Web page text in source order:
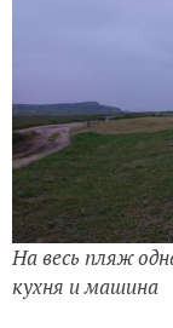
На весь пляж
кухня и машина